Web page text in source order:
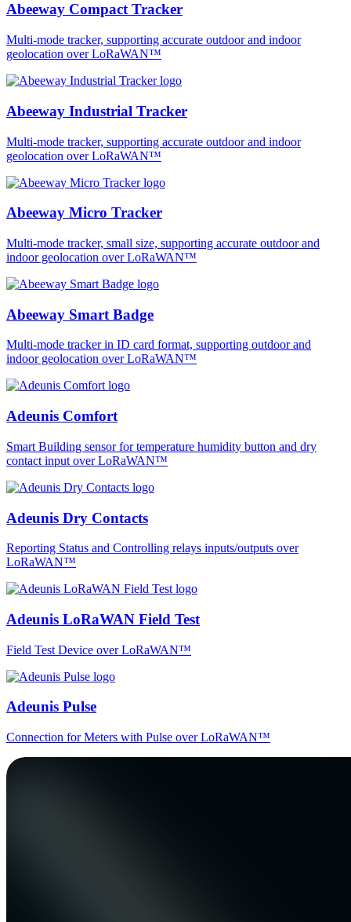
Abeeway Compact Tracker
Multi-mode tracker, supporting accurate outdoor and indoor
geolocation over LoRaWAN™
Abeeway Industrial Tracker
Multi-mode tracker, supporting accurate outdoor and indoor
geolocation over LoRaWAN™
Abeeway Micro Tracker
Multi-mode tracker, small size, supporting accurate outdoor and
indoor geolocation over LoRaWAN™
Abeeway Smart Badge
Multi-mode tracker in ID card format, supporting outdoor and
indoor geolocation over LoRaWAN™
Adeunis Comfort
Smart Building sensor for temperature humidity button and dry
contact input over LoRaWAN™
Adeunis Dry Contacts
Reporting Status and Controlling relays inputs/outputs over
LoRaWAN™
Adeunis LoRaWAN Field Test
Field Test Device over LoRaWAN™
Adeunis Pulse
Connection for Meters with Pulse over LoRaWAN™